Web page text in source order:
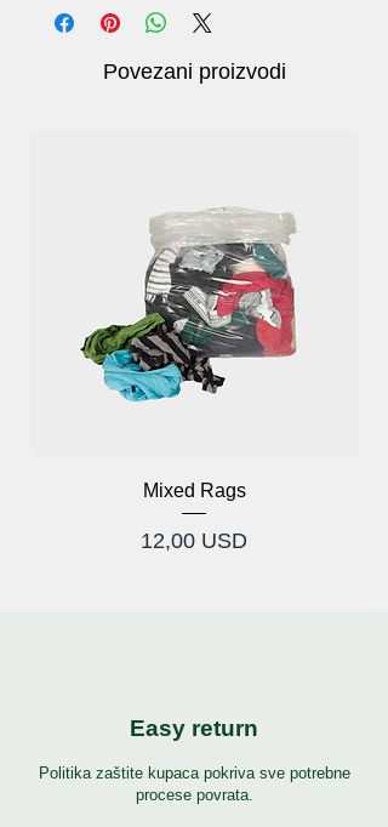
je CE EN1869.
Jednostavan za korištenje
Povezani proizvodi
Mixed Rags
Cijena
12,00 USD
Easy return
Politika zaštite kupaca pokriva sve potrebne
procese povrata.